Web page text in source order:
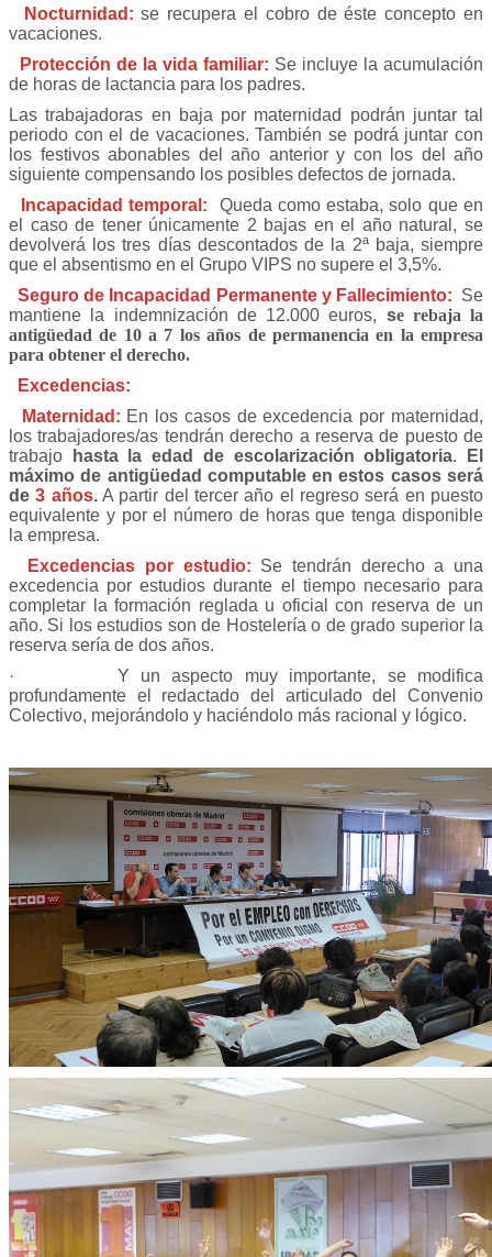
Nocturnidad: se recupera el cobro de éste concepto en
vacaciones.
Protección de la vida familiar: Se incluye la acumulación
de horas de lactancia para los padres.
Las trabajadoras en baja por maternidad podrán juntar tal
periodo con el de vacaciones. También se podrá juntar con
los festivos abonables del año anterior y con los del año
siguiente compensando los posibles defectos de jornada.
Incapacidad temporal :
Queda como estaba, solo que en
el caso de tener únicamente 2 bajas en el año natural, se
devolverá los tres días descontados de la 2ª baja, siempre
que el absentismo en el Grupo VIPS no supere el 3,5%.
Seguro de Incapacidad Permanente y Fallecimiento: Se
mantiene la indemnización de 12.000 euros, se rebaja la
antigüedad de 10a 7 losaños de permanencia en la empresa
para obtener el derecho.
Excedencias:
Maternidad: En los casos de excedencia por maternidad,
los trabajadores/as tendrán derecho a reserva de puesto de
trabajo
hasta la edad de escolarización obligatoria.
El
máximo de antigüedad computable en estos casos será
de3 años.A partir del tercer año el regreso será en puesto
equivalente y por el número de horas que tenga disponible
la empresa.
Excedencias por estudio: Se tendrán derecho a una
excedencia por estudios durante el tiempo necesario para
completar la formación reglada u oficial con reserva de un
año. Si los estudios son de Hostelería o de grado superior la
reserva sería de dos años.
· Y un aspecto muy importante, se modifica
profundamente el redactado del articulado del Convenio
Colectivo, mejorándolo y haciéndolo más racional y lógico.